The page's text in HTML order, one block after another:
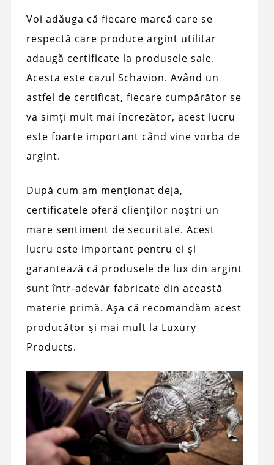
Voi adăuga că fiecare marcă care se
respectă care produce argint utilitar
adaugă certificate la produsele sale.
Acesta este cazul Schavion. Având un
astfel de certificat, fiecare cumpărător se
va simți mult mai încrezător, acest lucru
este foarte important când vine vorba de
argint.
După cum am menționat deja,
certificatele oferă clienților noștri un
mare sentiment de securitate. Acest
lucru este important pentru ei și
garantează că produsele de lux din argint
sunt într-adevăr fabricate din această
materie primă. Așa că recomandăm acest
producător și mai mult la Luxury
Products.